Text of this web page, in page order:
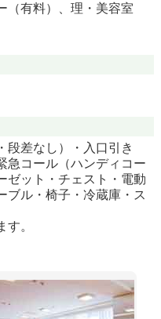
（有料）、理・美容室
段差なし）・入口引き
急コール（ハンディコー
ゼット・チェスト・電動
ブル・椅子・冷蔵庫・ス
。